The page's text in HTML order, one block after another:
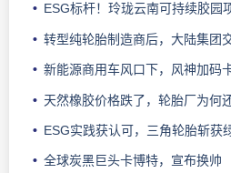
ESG标杆！玲珑云南可持续胶园
转型纯轮胎制造商后，大陆集团
新能源商用车风口下，风神加码
天然橡胶价格跌了，轮胎厂为何
ESG实践获认可，三角轮胎斩获
全球炭黑巨头卡博特，宣布换帅